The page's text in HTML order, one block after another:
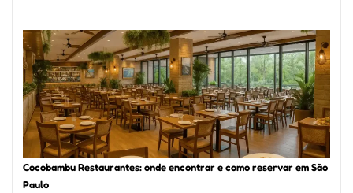
Melhores
Restaurantes
em
São
Paulo:
Um
Guia
Definitivo
Cocobambu Restaurantes: onde encontrar e como reservar em São
Paulo